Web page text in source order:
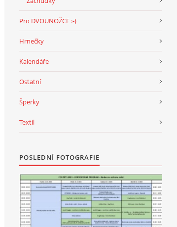
Pro DVOUNOŽCE :-)
Hrnečky
Kalendáře
Ostatní
Šperky
Textil
POSLEDNÍ FOTOGRAFIE